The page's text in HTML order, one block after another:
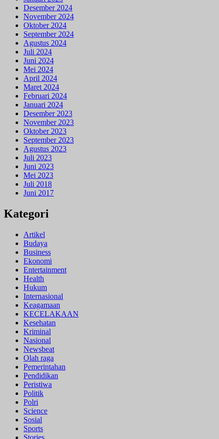
Desember 2024
November 2024
Oktober 2024
September 2024
Agustus 2024
Juli 2024
Juni 2024
Mei 2024
April 2024
Maret 2024
Februari 2024
Januari 2024
Desember 2023
November 2023
Oktober 2023
September 2023
Agustus 2023
Juli 2023
Juni 2023
Mei 2023
Juli 2018
Juni 2017
Kategori
Artikel
Budaya
Business
Ekonomi
Entertainment
Health
Hukum
Internasional
Keagamaan
KECELAKAAN
Kesehatan
Kriminal
Nasional
Newsbeat
Olah raga
Pemerintahan
Pendidikan
Peristiwa
Politik
Polri
Science
Sosial
Sports
Stories